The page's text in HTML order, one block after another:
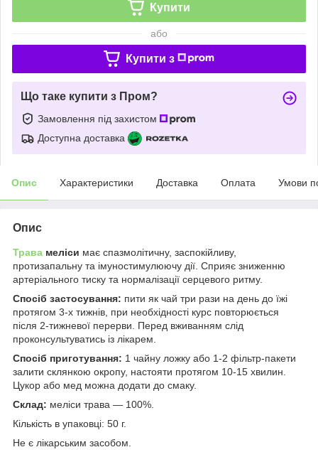
Купити
або
Купити з
Що таке купити з Пром?
Замовлення під захистом
Доступна доставка
Опис Характеристики Доставка Оплата Умови
Опис
Трава меліси має спазмолітичну, заспокійливу,
протизапальну та імуностимулюючу дії. Сприяє зниженню
артеріального тиску та нормалізації серцевого ритму.
Спосіб застосування: пити як чай три рази на день до їжі
протягом 3-х тижнів, при необхідності курс повторюється
після 2-тижневої перерви. Перед вживанням слід
проконсультуватись із лікарем.
Спосіб приготування: 1 чайну ложку або 1-2 фільтр-пакети
залити склянкою окропу, настояти протягом 10-15 хвилин.
Цукор або мед можна додати до смаку.
Склад: меліси трава — 100%.
Кількість в упаковці: 50 г.
Не є лікарським засобом.